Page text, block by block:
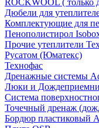
ROCKWOOL ( только
Дюбели для
Комплектующие для
Пенополистирол
Прочие утеплители
Русатом (Юматекс)
Технофас
Дренажные системы
Люки и
Система
Точечный дренаж
Бордюр пластиковый